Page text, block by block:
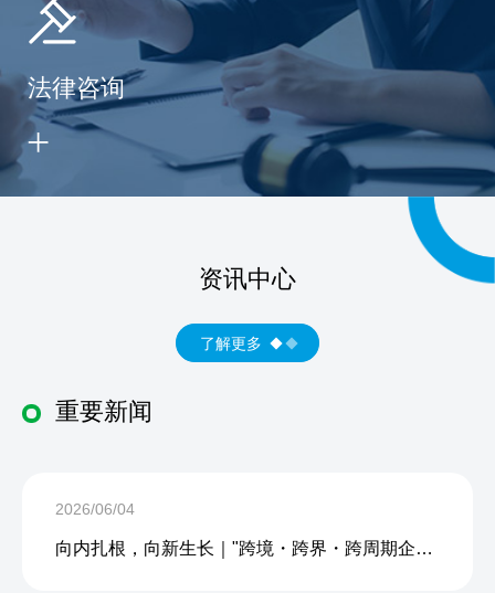
法律咨询
资讯中心
了解更多
重要新闻
2026/06/04
向内扎根，向新生长｜"跨境・跨界・跨周期企业内生力沙龙"成功举办